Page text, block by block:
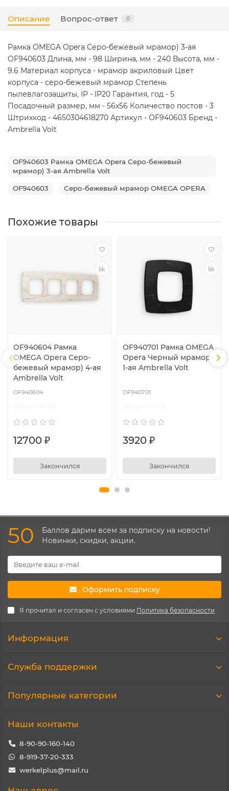
Описание Вопрос-ответ 0
Рамка OMEGA Opera Серо-бежевый мрамор) 3-ая
OF940603 Длина, мм - 98 Ширина, мм - 240 Высота, мм -
9.6 Материал корпуса - мрамор акриловый Цвет
корпуса - серо-бежевый мрамор Степень
пылевлагозащиты, IP - IP20 Гарантия, год - 5
Посадочный размер, мм - 56x56 Количество постов - 3
Штрихкод - 4650304618270 Артикул - OF940603 Бренд -
Ambrella Volt
OF940603 Рамка OMEGA Opera Серо-бежевый
мрамор) 3-ая Ambrella Volt
OF940603 Серо-бежевый мрамор OMEGA OPERA
Похожие товары
OF940604 Рамка
OMEGA Opera Серо-
бежевый мрамор) 4-ая
Ambrella Volt
OF940604
12700 ₽
Закончился
OF940701 Рамка OMEGA
Opera Черный мрамор)
1-ая Ambrella Volt
OF940701
3920 ₽
Закончился
50
Баллов дарим всем за подписку на новости!
Новинки, скидки, акции.
Оформить подписку
Я прочитал и согласен с условиями Политика безопасности
Информация
Служба поддержки
Популярные категории
Наши контакты
8-90-90-160-140
8-919-37-20-333
werkelplus@mail.ru